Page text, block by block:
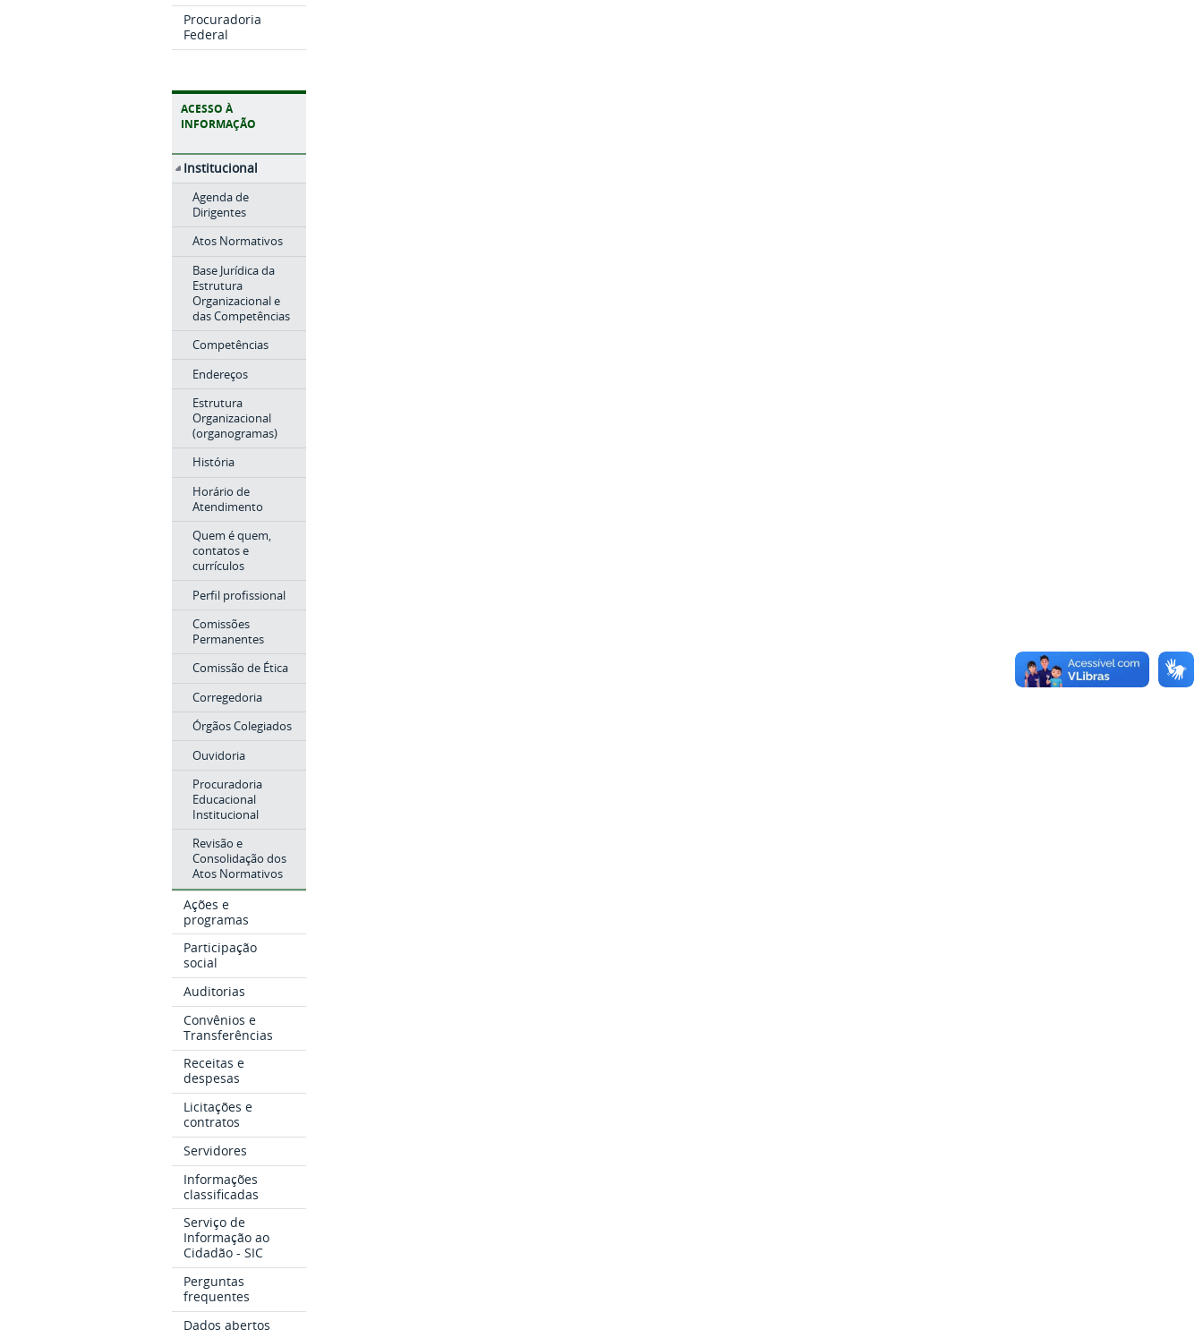
Procuradoria
Federal
ACESSO À
INFORMAÇÃO
Institucional
Agenda de
Dirigentes
Atos Normativos
Base Jurídica da
Estrutura
Organizacional e
das Competências
Competências
Endereços
Estrutura
Organizacional
(organogramas)
História
Horário de
Atendimento
Quem é quem,
contatos e
currículos
Perfil profissional
Comissões
Permanentes
Comissão de Ética
Corregedoria
Órgãos Colegiados
Ouvidoria
Procuradoria
Educacional
Institucional
Revisão e
Consolidação dos
Atos Normativos
Ações e
programas
Participação
social
Auditorias
Convênios e
Transferências
Receitas e
despesas
Licitações e
contratos
Servidores
Informações
classificadas
Serviço de
Informação ao
Cidadão - SIC
Perguntas
frequentes
Dados abertos